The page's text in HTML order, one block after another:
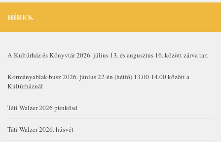
HÍREK
A Kultúrház és Könyvtár 2026. július 13. és augusztus 16. között zárva tart
Kormányablak-busz 2026. június 22-én (hétfő) 13.00-14.00 között a
Kultúrháznál
Táti Walzer 2026 pünkösd
Táti Walzer 2026. húsvét